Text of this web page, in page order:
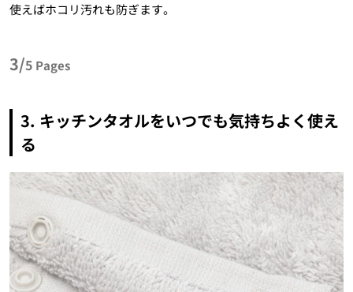
使えばホコリ汚れも防ぎます。
3/5 Pages
3. キッチンタオルをいつでも気持ちよく使え
る